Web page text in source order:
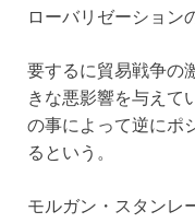
ローバリゼーション
要するに貿易戦争の
きな悪影響を与えて
の事によって逆にポ
るという。
モルガン・スタンレ